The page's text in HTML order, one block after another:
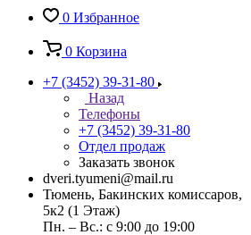
0 Избранное
0 Корзина
+7 (3452) 39-31-80
Назад
Телефоны
+7 (3452) 39-31-80
Отдел продаж
Заказать звонок
dveri.tyumeni@mail.ru
Тюмень, Бакинских комиссаров,
5к2 (1 Этаж)
Пн. – Вс.: с 9:00 до 19:00